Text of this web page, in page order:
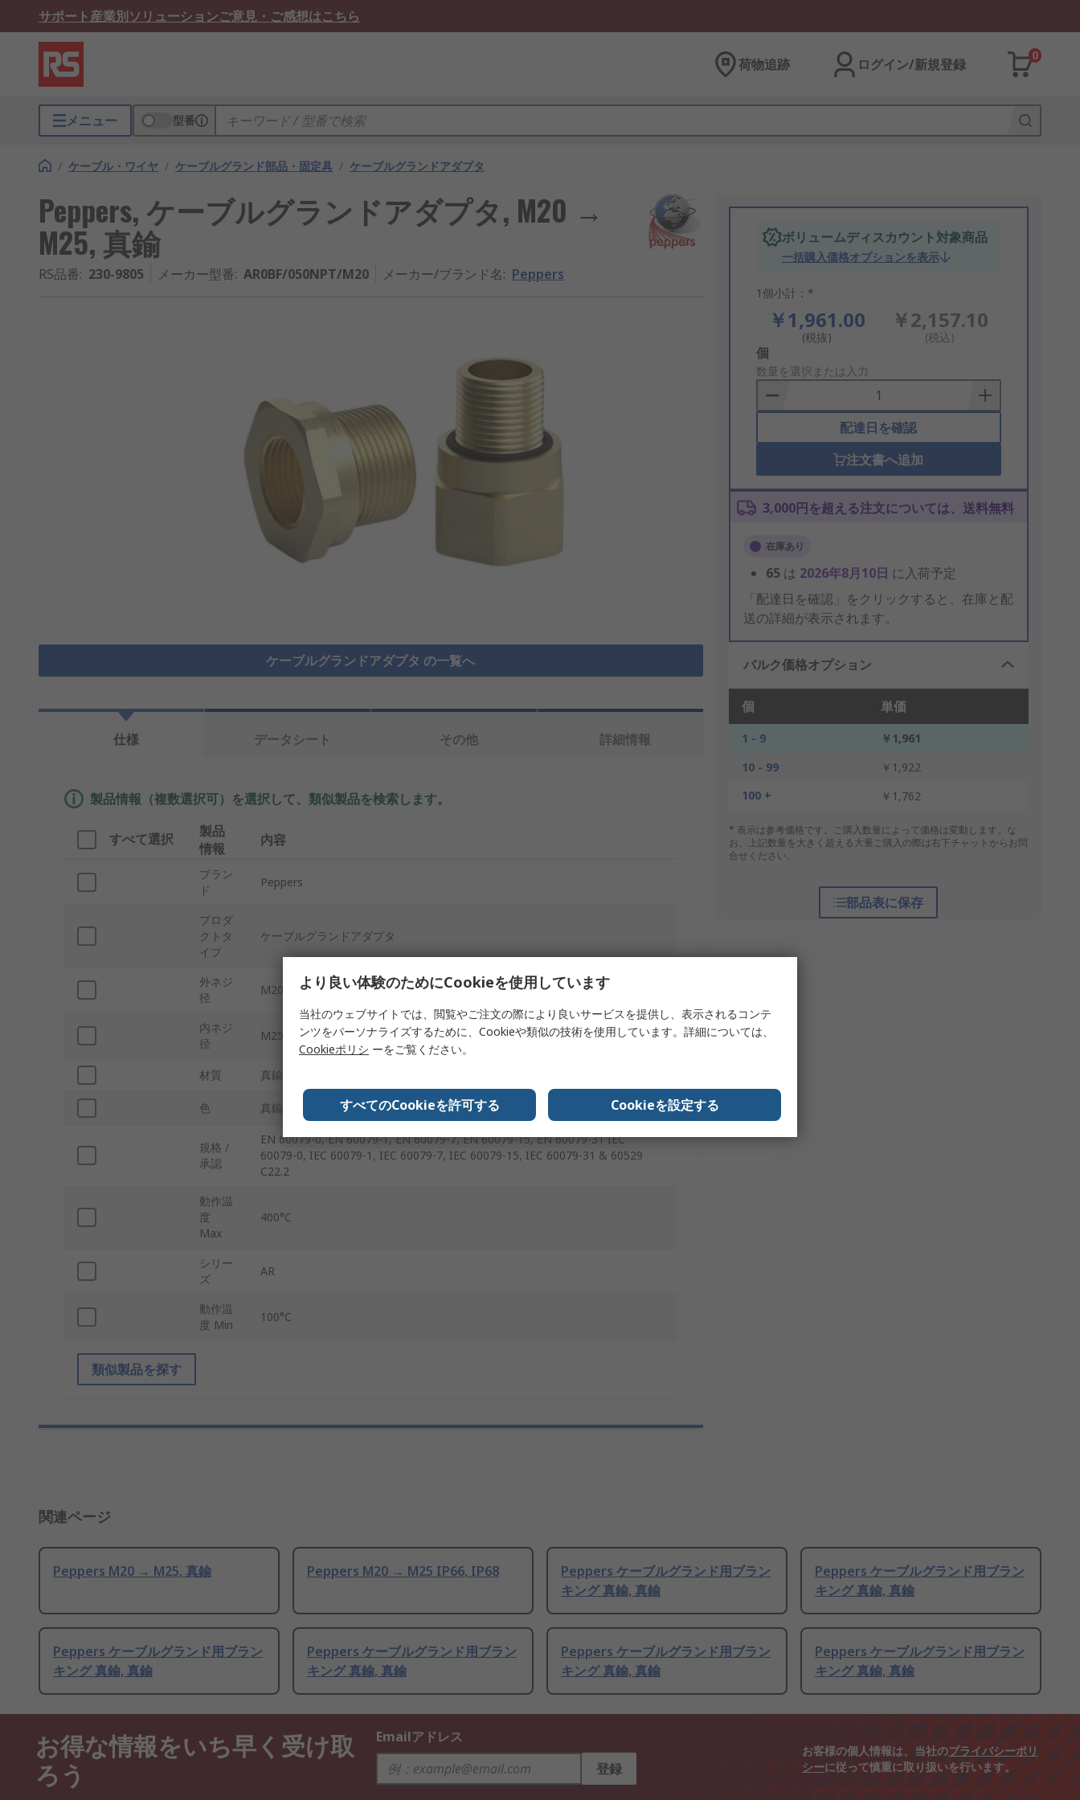
サポート産業別ソリューションご意見・ご感想はこちら
荷物追跡 ログイン/新規登録
0
メニュー 型番
/ ケーブル・ワイヤ / ケーブルグランド部品・固定具 / ケーブルグランドアダプタ
Peppers, ケーブルグランドアダプタ, M20 →
M25, 真鍮
RS品番: 230-9805 メーカー型番: AR0BF/050NPT/M20 メーカー/ブランド名: Peppers
ケーブルグランドアダプタ の一覧へ
ボリュームディスカウント対象商品
一括購入価格オプションを表示
1個小計：*
￥1,961.00
(税抜)
￥2,157.10
(税込)
Add
to
Basket
個
数量を選択または入力
配達日を確認
注文書へ追加
3,000円を超える注文については、送料無料
在庫あり
65 は 2026年8月10日 に入荷予定
「配達日を確認」をクリックすると、在庫と配
送の詳細が表示されます。
バルク価格オプション
個 単価
1 - 9
￥1,961
10 - 99
￥1,922
100 +
￥1,762
* 表示は参考価格です。ご購入数量によって価格は変動します。な
お、上記数量を大きく超える大量ご購入の際は右下チャットからお問
合せください。
部品表に保存
仕様 データシート その他 詳細情報
製品情報（複数選択可）を選択して、類似製品を検索します。
すべて選択
製品
情報
内容
ブラン
ド
Peppers
プロダ
クトタ
イプ
ケーブルグランドアダプタ
外ネジ
径
M20
内ネジ
径
M25
材質 真鍮
色 真鍮
規格 /
承認
EN 60079-0, EN 60079-1, EN 60079-7, EN 60079-15, EN 60079-31 IEC
60079-0, IEC 60079-1, IEC 60079-7, IEC 60079-15, IEC 60079-31 & 60529
C22.2
動作温
度
Max
400°C
シリー
ズ
AR
動作温
度 Min
100°C
類似製品を探す
関連ページ
Peppers M20 → M25, 真鍮 Peppers M20 → M25 IP66, IP68
Peppers ケーブルグランド用ブラン
キング 真鍮, 真鍮
Peppers ケーブルグランド用ブラン
キング 真鍮, 真鍮
Peppers ケーブルグランド用ブラン
キング 真鍮, 真鍮
Peppers ケーブルグランド用ブラン
キング 真鍮, 真鍮
Peppers ケーブルグランド用ブラン
キング 真鍮, 真鍮
Peppers ケーブルグランド用ブラン
キング 真鍮, 真鍮
お得な情報をいち早く受け取
ろう
Emailアドレス
登録
お客様の個人情報は、当社のプライバシーポリ
シーに従って慎重に取り扱いを行います。
より良い体験のためにCookieを使用しています
当社のウェブサイトでは、閲覧やご注文の際により良いサービスを提供し、表示されるコンテ
ンツをパーソナライズするために、Cookieや類似の技術を使用しています。詳細については、
Cookieポリシ ーをご覧ください。
すべてのCookieを許可する Cookieを設定する